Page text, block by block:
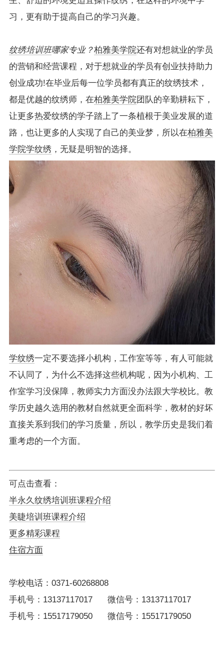
习，更有助于提高自己的学习兴趣。
纹绣培训班哪家专业？柏雅美学院还有对想就业的学员
的营销和经营课程，对于想就业的学员有创业扶持助力
创业成功!在毕业后每一位学员都有真正的纹绣技术，
都是优越的纹绣师，在柏雅美学院团队的辛勤耕耘下，
让更多热爱纹绣的学子踏上了一条植根于美业发展的道
路，也让更多的人实现了自己的美业梦，所以在柏雅美
学院学纹绣，无疑是明智的选择。
学纹绣一定不要选择小机构，工作室等等，有人可能就
不认同了，为什么不选择这些机构呢，因为小机构、工
作室学习没保障，教师实力方面没办法跟大学校比。教
学历史越久选用的教材自然就更全面科学，教材的好坏
直接关系到我们的学习质量，所以，教学历史是我们着
重考虑的一个方面。
可点击查看：
半永久纹绣培训班课程介绍
美睫培训班课程介绍
更多精彩课程
住宿方面
学校电话：0371-60268808
手机号：13137117017 微信号：13137117017
手机号：15517179050 微信号：15517179050